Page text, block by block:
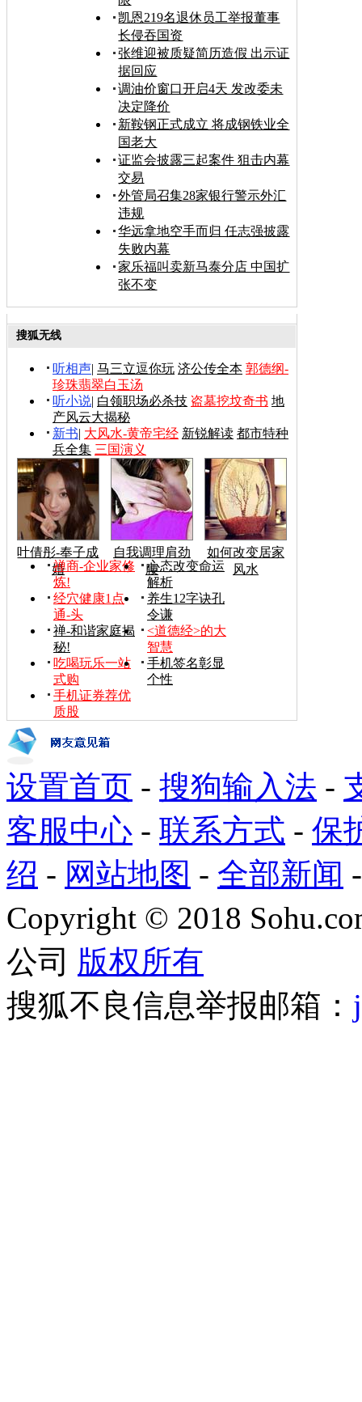
凯恩219名退休员工举报董事
长侵吞国资
张维迎被质疑简历造假 出示证
据回应
调油价窗口开启4天 发改委未
决定降价
新鞍钢正式成立 将成钢铁业全
国老大
证监会披露三起案件 狙击内幕
交易
外管局召集28家银行警示外汇
违规
华远拿地空手而归 任志强披露
失败内幕
家乐福叫卖新马泰分店 中国扩
张不变
搜狐无线
听相声| 马三立逗你玩 济公传全本 郭德纲-
珍珠翡翠白玉汤
听小说| 白领职场必杀技 盗墓挖坟奇书 地
产风云大揭秘
新书| 大风水-黄帝宅经 新锐解读 都市特种
兵全集 三国演义
叶倩彤-奉子成
婚
自我调理肩劲
腰
如何改变居家
风水
禅商-企业家修
炼!
心态改变命运
解析
经穴健康1点
通-头
养生12字诀孔
令谦
禅-和谐家庭揭
秘!
<道德经>的大
智慧
吃喝玩乐一站
式购
手机签名彰显
个性
手机证券荐优
质股
设置首页 - 搜狗输入法 -
客服中心 - 联系方式 - 保
绍 - 网站地图 - 全部新闻
Copyright © 2018
公司 版权所有
搜狐不良信息举报邮箱：